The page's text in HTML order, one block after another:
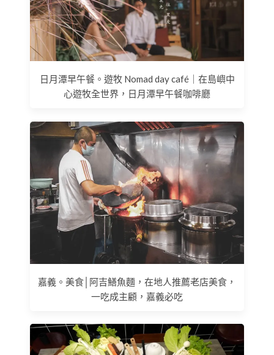
日月潭早午餐。遊牧 Nomad day café｜在島嶼中
心遊牧全世界，日月潭早午餐咖啡廳
嘉義。美食│阿吉鱔魚麵，在地人推薦老店美食，
一吃成主顧，嘉義必吃